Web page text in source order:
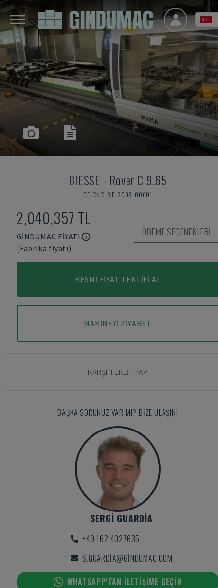
BIESSE - Rover C 9.65
DE-CNC-BIE-2006-00001
2,040,357 TL
GINDUMAC FIYATI
(Fabrika fiyatı)
ÖDEME SEÇENEKLERI
RESMI FIYAT TEKLIFI AL
MAKINEYI ZIYARET
KARŞI TEKLIF YAP
BAŞKA SORUNUZ VAR MI? BIZE ULAŞIN!
SERGI GUARDIA
+49 162 4027635
S.GUARDIA@GINDUMAC.COM
WHATSAPP'TAN ILETIŞIME GEÇIN